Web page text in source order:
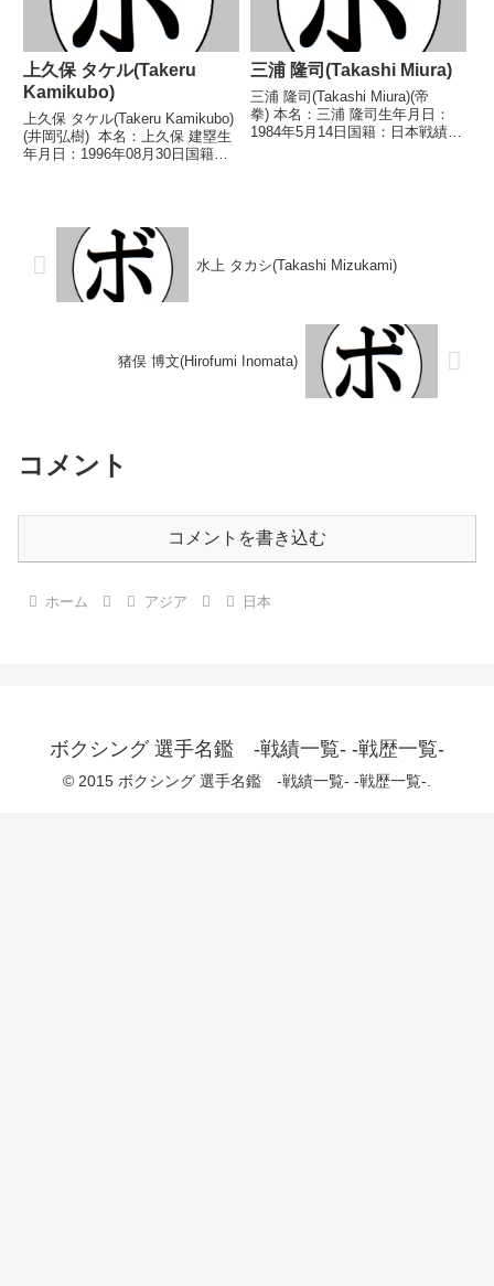
上久保 タケル(Takeru
Kamikubo)
上久保 タケル(Takeru Kamikubo)
(井岡弘樹) 本名：上久保 建塁生
年月日：1996年08月30日国籍：
0(39-...
三浦 隆司(Takashi Miura)
三浦 隆司(Takashi Miura)(帝
拳) 本名：三浦 隆司生年月日：
1984年5月14日国籍：日本戦績：
水上 タカシ(Takashi Mizukami)
猪俣 博文(Hirofumi Inomata)
コメント
コメントを書き込む
ホーム アジア 日本
ボクシング 選手名鑑 -戦績一覧- -戦歴一覧-
© 2015 ボクシング 選手名鑑 -戦績一覧- -戦歴一覧-.